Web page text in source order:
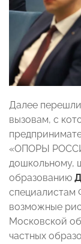
Далее
вызовам, с
«ОПОРЫ
дошкольному,
образованию
специалистам
возможные
Московской
частных